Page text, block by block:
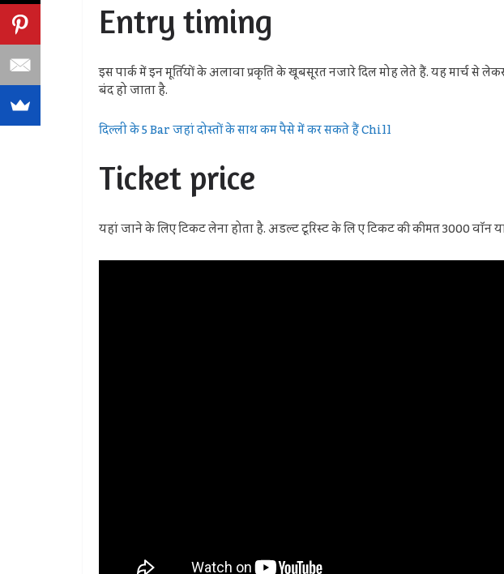
Entry timing
इस पार्क में इन मूर्तियों के अलावा प्रकृति के खूबसूरत नजारे दिल मोह लेते हैं. यह
बंद हो जाता है.
दिल्ली के 5 Bar जहां दोस्तों के साथ कम पैसे में कर सकते हैं Chill
Ticket price
यहां जाने के लिए टिकट लेना होता है. अडल्ट टूरिस्ट के लि ए टिकट की कीमत 3000 वॉन